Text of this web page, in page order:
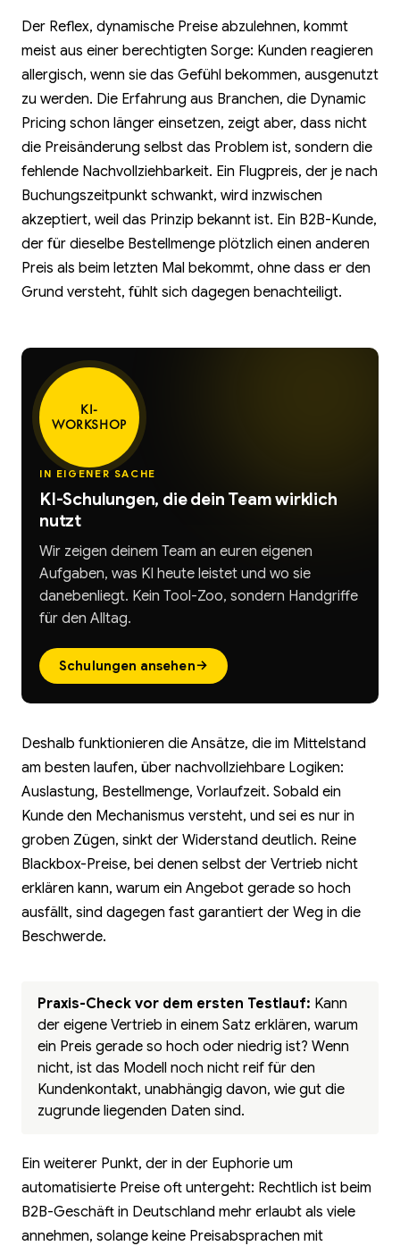
Der Reflex, dynamische Preise abzulehnen, kommt
meist aus einer berechtigten Sorge: Kunden reagieren
allergisch, wenn sie das Gefühl bekommen, ausgenutzt
zu werden. Die Erfahrung aus Branchen, die Dynamic
Pricing schon länger einsetzen, zeigt aber, dass nicht
die Preisänderung selbst das Problem ist, sondern die
fehlende Nachvollziehbarkeit. Ein Flugpreis, der je nach
Buchungszeitpunkt schwankt, wird inzwischen
akzeptiert, weil das Prinzip bekannt ist. Ein B2B-Kunde,
der für dieselbe Bestellmenge plötzlich einen anderen
Preis als beim letzten Mal bekommt, ohne dass er den
Grund versteht, fühlt sich dagegen benachteiligt.
IN EIGENER SACHE
KI-Schulungen, die dein Team wirklich
nutzt
Wir zeigen deinem Team an euren eigenen
Aufgaben, was KI heute leistet und wo sie
danebenliegt. Kein Tool-Zoo, sondern Handgriffe
für den Alltag.
Schulungen ansehen→
KI-
WORKSHOP
Deshalb funktionieren die Ansätze, die im Mittelstand
am besten laufen, über nachvollziehbare Logiken:
Auslastung, Bestellmenge, Vorlaufzeit. Sobald ein
Kunde den Mechanismus versteht, und sei es nur in
groben Zügen, sinkt der Widerstand deutlich. Reine
Blackbox-Preise, bei denen selbst der Vertrieb nicht
erklären kann, warum ein Angebot gerade so hoch
ausfällt, sind dagegen fast garantiert der Weg in die
Beschwerde.
Praxis-Check vor dem ersten Testlauf: Kann
der eigene Vertrieb in einem Satz erklären, warum
ein Preis gerade so hoch oder niedrig ist? Wenn
nicht, ist das Modell noch nicht reif für den
Kundenkontakt, unabhängig davon, wie gut die
zugrunde liegenden Daten sind.
Ein weiterer Punkt, der in der Euphorie um
automatisierte Preise oft untergeht: Rechtlich ist beim
B2B-Geschäft in Deutschland mehr erlaubt als viele
annehmen, solange keine Preisabsprachen mit